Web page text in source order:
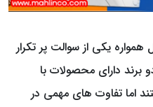
همواره یکی از سوالت پر تکرار
برند دارای محصولات با
اما تفاوت های مهمی در